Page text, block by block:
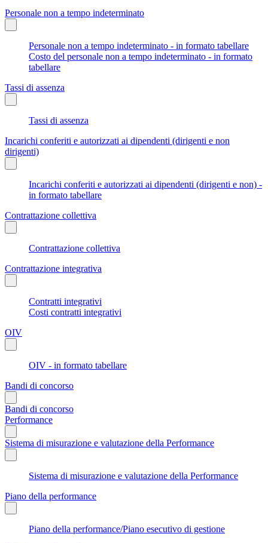
Personale non a tempo indeterminato
Personale non a tempo indeterminato - in formato tabellare
Costo del personale non a tempo indeterminato - in formato
tabellare
Tassi di assenza
Tassi di assenza
Incarichi conferiti e autorizzati ai dipendenti (dirigenti e non
dirigenti)
Incarichi conferiti e autorizzati ai dipendenti (dirigenti e non) -
in formato tabellare
Contrattazione collettiva
Contrattazione collettiva
Contrattazione integrativa
Contratti integrativi
Costi contratti integrativi
OIV
OIV - in formato tabellare
Bandi di concorso
Bandi di concorso
Performance
Sistema di misurazione e valutazione della Performance
Sistema di misurazione e valutazione della Performance
Piano della performance
Piano della performance/Piano esecutivo di gestione